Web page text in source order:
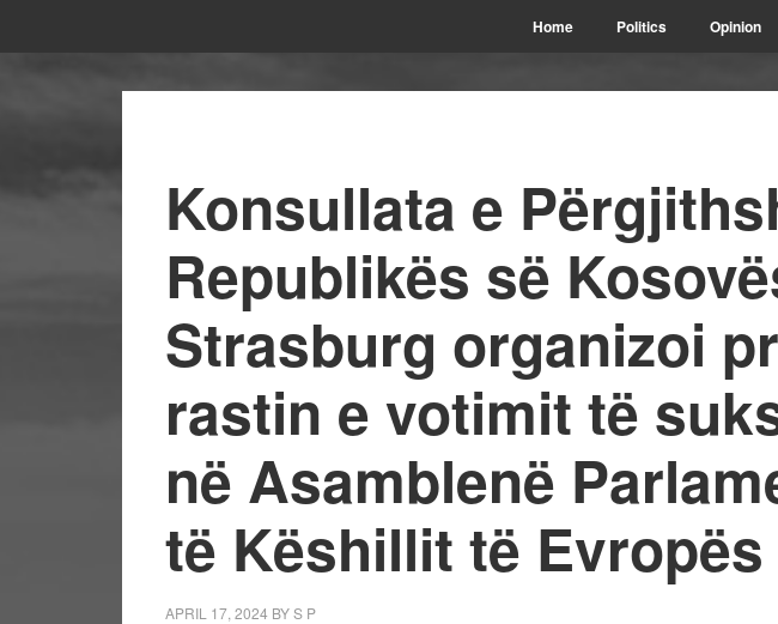
Home Politics Opinion
Konsullata e
Republikës së
Strasburg organizoi
rastin e votimit të
në Asamblenë
të Këshillit të Evropës
APRIL 17, 2024 BYS P